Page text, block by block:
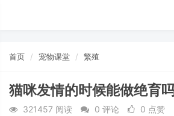
首页 宠物课堂 繁殖
猫咪发情的时候能做绝育
321457 阅读 0 评论 0 点赞